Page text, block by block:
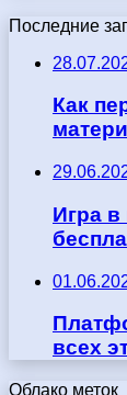
Последние
Как
Игра
всех
Облако меток